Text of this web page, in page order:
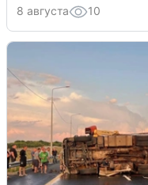
8 августа 10